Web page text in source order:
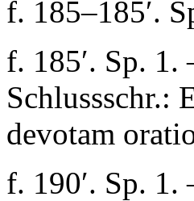
f. 185–185′.
f. 185′. Sp.
Schlussschr.:
devotam
f. 190′. Sp.